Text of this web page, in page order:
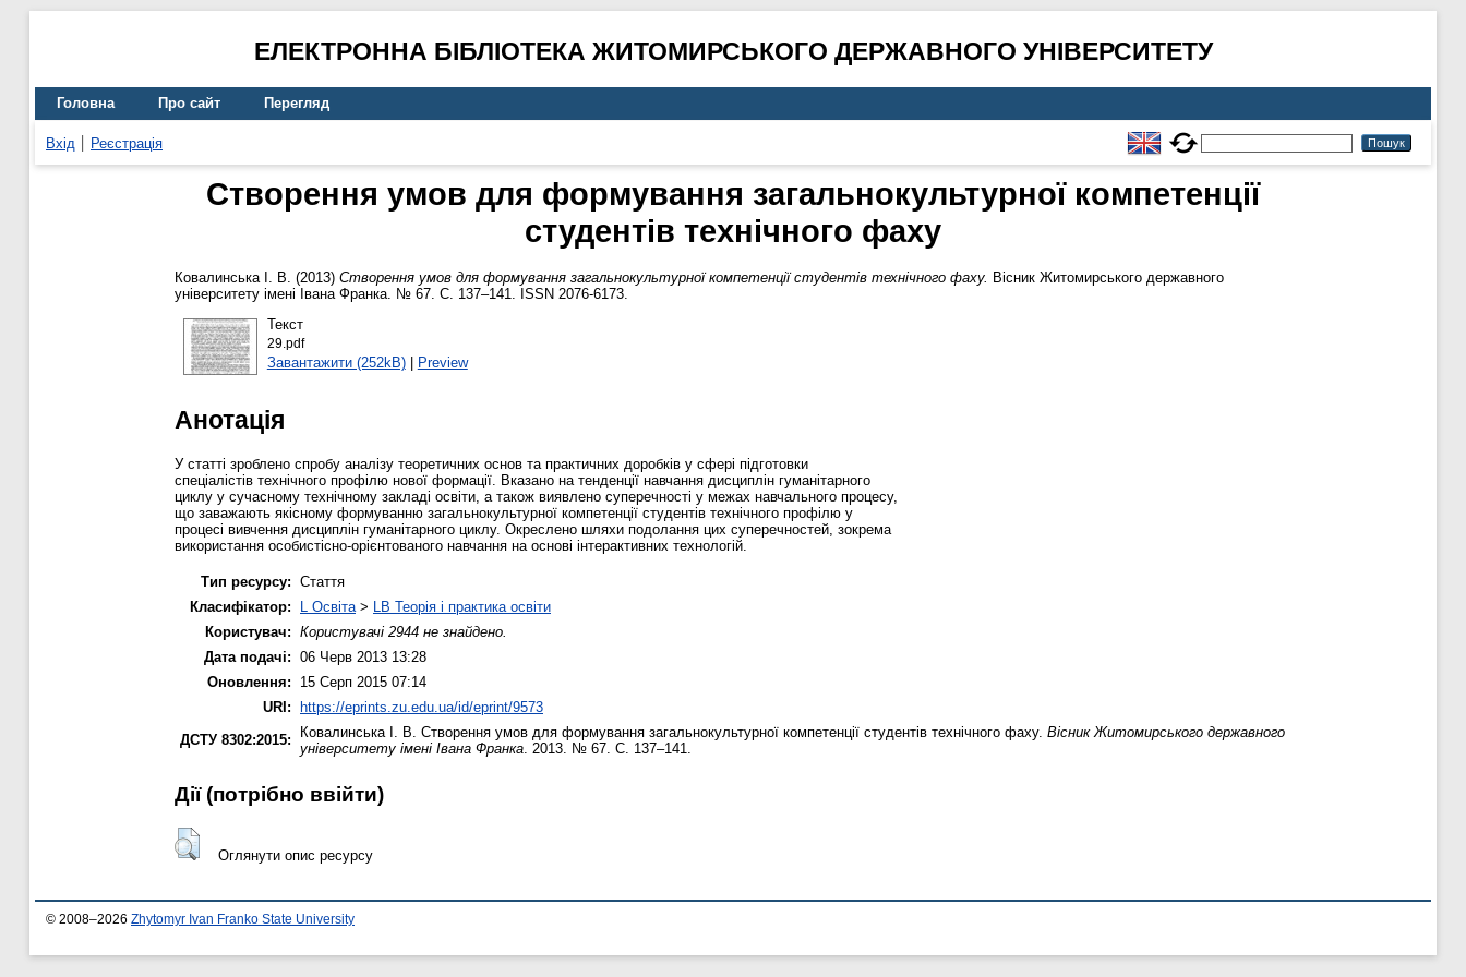
ЕЛЕКТРОННА БІБЛІОТЕКА ЖИТОМИРСЬКОГО ДЕРЖАВНОГО УНІВЕРСИТЕТУ
Головна Про сайт Перегляд
Вхід Реєстрація
Створення умов для формування загальнокультурної компетенції
студентів технічного фаху
Ковалинська І. В. (2013) Створення умов для формування загальнокультурної компетенції студентів технічного фаху. Вісник Житомирського державного
університету імені Івана Франка. № 67. С. 137–141. ISSN 2076-6173.
Текст
29.pdf
Завантажити (252kB)| Preview
Анотація
У статті зроблено спробу аналізу теоретичних основ та практичних доробків у сфері підготовки
спеціалістів технічного профілю нової формації. Вказано на тенденції навчання дисциплін гуманітарного
циклу у сучасному технічному закладі освіти, а також виявлено суперечності у межах навчального процесу,
що заважають якісному формуванню загальнокультурної компетенції студентів технічного профілю у
процесі вивчення дисциплін гуманітарного циклу. Окреслено шляхи подолання цих суперечностей, зокрема
використання особистісно-орієнтованого навчання на основі інтерактивних технологій.
Тип ресурсу: Стаття
Класифікатор:
L Освіта > LB Теорія і практика освіти
Користувач: Користувачі 2944 не знайдено.
Дата подачі: 06 Черв 2013 13:28
Оновлення:
15 Серп 2015 07:14
URI: https://eprints.zu.edu.ua/id/eprint/9573
ДСТУ 8302:2015:
Ковалинська І. В. Створення умов для формування загальнокультурної компетенції студентів технічного фаху. Вісник Житомирського державного
університету імені Івана Франка . 2013. № 67. С. 137–141.
Дії ​​(потрібно ввійти)
Оглянути опис ресурсу
© 2008–2026 Zhytomyr Ivan Franko State University